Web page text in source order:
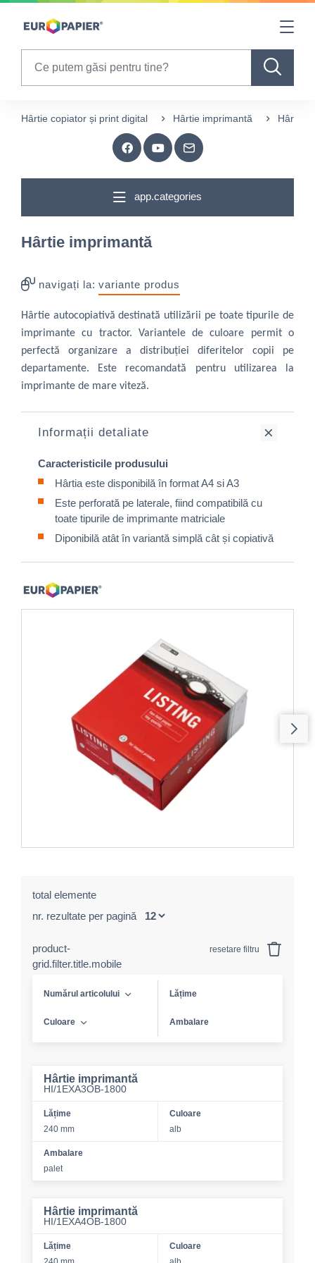
Table Of Content
Hârtie copiator și print digital Hârtie imprimantă Hârtie
app.categories
Hârtie imprimantă
navigați la: variante produs
Hârtie autocopiativă destinată utilizării pe toate tipurile de
imprimante cu tractor. Variantele de culoare permit o
perfectă organizare a distribuției diferitelor copii pe
departamente. Este recomandată pentru utilizarea la
imprimante de mare viteză.
Informații detaliate
Caracteristicile produsului
Hârtia este disponibilă în format A4 si A3
Este perforată pe laterale, fiind compatibilă cu
toate tipurile de imprimante matriciale
Diponibilă atât în variantă simplă cât și copiativă
total elemente
nr. rezultate per pagină
product-
grid.filter.title.mobile
resetare filtru
Numărul articolului Lățime
Culoare Ambalare
Hârtie imprimantă
HI/1EXA3OB-1800
Lățime
240 mm
Culoare
alb
Ambalare
palet
Hârtie imprimantă
HI/1EXA4OB-1800
Lățime
Culoare